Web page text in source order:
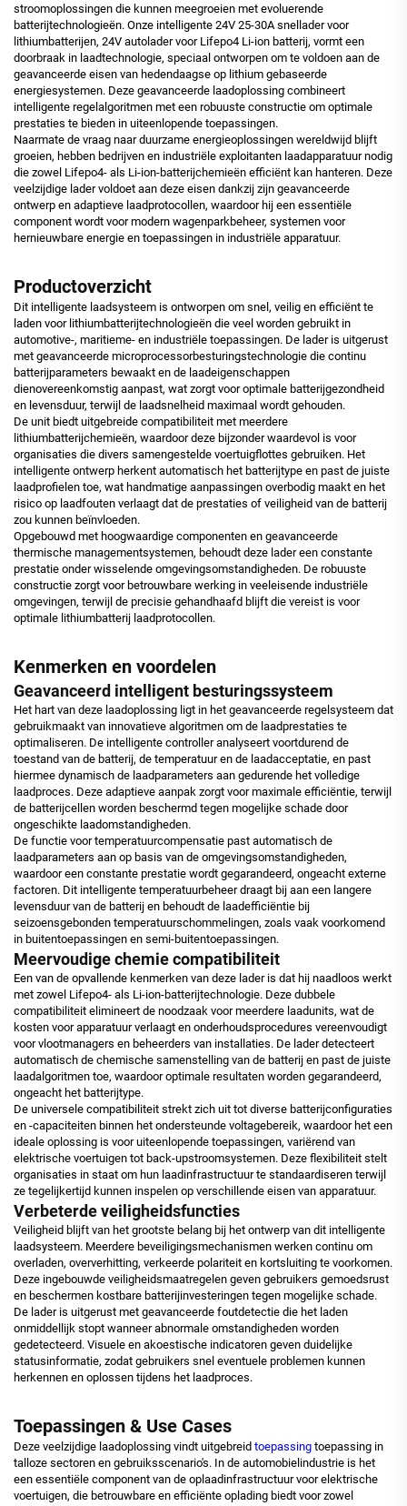
stroomoplossingen die kunnen meegroeien met evoluerende
batterijtechnologieën. Onze intelligente 24V 25-30A snellader voor
lithiumbatterijen, 24V autolader voor Lifepo4 Li-ion batterij, vormt een
doorbraak in laadtechnologie, speciaal ontworpen om te voldoen aan de
geavanceerde eisen van hedendaagse op lithium gebaseerde
energiesystemen. Deze geavanceerde laadoplossing combineert
intelligente regelalgoritmen met een robuuste constructie om optimale
prestaties te bieden in uiteenlopende toepassingen.
Naarmate de vraag naar duurzame energieoplossingen wereldwijd blijft
groeien, hebben bedrijven en industriële exploitanten laadapparatuur nodig
die zowel Lifepo4- als Li-ion-batterijchemieën efficiënt kan hanteren. Deze
veelzijdige lader voldoet aan deze eisen dankzij zijn geavanceerde
ontwerp en adaptieve laadprotocollen, waardoor hij een essentiële
component wordt voor modern wagenparkbeheer, systemen voor
hernieuwbare energie en toepassingen in industriële apparatuur.
Productoverzicht
Dit intelligente laadsysteem is ontworpen om snel, veilig en efficiënt te
laden voor lithiumbatterijtechnologieën die veel worden gebruikt in
automotive-, maritieme- en industriële toepassingen. De lader is uitgerust
met geavanceerde microprocessorbesturingstechnologie die continu
batterijparameters bewaakt en de laadeigenschappen
dienovereenkomstig aanpast, wat zorgt voor optimale batterijgezondheid
en levensduur, terwijl de laadsnelheid maximaal wordt gehouden.
De unit biedt uitgebreide compatibiliteit met meerdere
lithiumbatterijchemieën, waardoor deze bijzonder waardevol is voor
organisaties die divers samengestelde voertuigflottes gebruiken. Het
intelligente ontwerp herkent automatisch het batterijtype en past de juiste
laadprofielen toe, wat handmatige aanpassingen overbodig maakt en het
risico op laadfouten verlaagt dat de prestaties of veiligheid van de batterij
zou kunnen beïnvloeden.
Opgebouwd met hoogwaardige componenten en geavanceerde
thermische managementsystemen, behoudt deze lader een constante
prestatie onder wisselende omgevingsomstandigheden. De robuuste
constructie zorgt voor betrouwbare werking in veeleisende industriële
omgevingen, terwijl de precisie gehandhaafd blijft die vereist is voor
optimale lithiumbatterij laadprotocollen.
Kenmerken en voordelen
Geavanceerd intelligent besturingssysteem
Het hart van deze laadoplossing ligt in het geavanceerde regelsysteem dat
gebruikmaakt van innovatieve algoritmen om de laadprestaties te
optimaliseren. De intelligente controller analyseert voortdurend de
toestand van de batterij, de temperatuur en de laadacceptatie, en past
hiermee dynamisch de laadparameters aan gedurende het volledige
laadproces. Deze adaptieve aanpak zorgt voor maximale efficiëntie, terwijl
de batterijcellen worden beschermd tegen mogelijke schade door
ongeschikte laadomstandigheden.
De functie voor temperatuurcompensatie past automatisch de
laadparameters aan op basis van de omgevingsomstandigheden,
waardoor een constante prestatie wordt gegarandeerd, ongeacht externe
factoren. Dit intelligente temperatuurbeheer draagt bij aan een langere
levensduur van de batterij en behoudt de laadefficiëntie bij
seizoensgebonden temperatuurschommelingen, zoals vaak voorkomend
in buitentoepassingen en semi-buitentoepassingen.
Meervoudige chemie compatibiliteit
Een van de opvallende kenmerken van deze lader is dat hij naadloos werkt
met zowel Lifepo4- als Li-ion-batterijtechnologie. Deze dubbele
compatibiliteit elimineert de noodzaak voor meerdere laadunits, wat de
kosten voor apparatuur verlaagt en onderhoudsprocedures vereenvoudigt
voor vlootmanagers en beheerders van installaties. De lader detecteert
automatisch de chemische samenstelling van de batterij en past de juiste
laadalgoritmen toe, waardoor optimale resultaten worden gegarandeerd,
ongeacht het batterijtype.
De universele compatibiliteit strekt zich uit tot diverse batterijconfiguraties
en -capaciteiten binnen het ondersteunde voltagebereik, waardoor het een
ideale oplossing is voor uiteenlopende toepassingen, variërend van
elektrische voertuigen tot back-upstroomsystemen. Deze flexibiliteit stelt
organisaties in staat om hun laadinfrastructuur te standaardiseren terwijl
ze tegelijkertijd kunnen inspelen op verschillende eisen van apparatuur.
Verbeterde veiligheidsfuncties
Veiligheid blijft van het grootste belang bij het ontwerp van dit intelligente
laadsysteem. Meerdere beveiligingsmechanismen werken continu om
overladen, oververhitting, verkeerde polariteit en kortsluiting te voorkomen.
Deze ingebouwde veiligheidsmaatregelen geven gebruikers gemoedsrust
en beschermen kostbare batterijinvesteringen tegen mogelijke schade.
De lader is uitgerust met geavanceerde foutdetectie die het laden
onmiddellijk stopt wanneer abnormale omstandigheden worden
gedetecteerd. Visuele en akoestische indicatoren geven duidelijke
statusinformatie, zodat gebruikers snel eventuele problemen kunnen
herkennen en oplossen tijdens het laadproces.
Toepassingen & Use Cases
Deze veelzijdige laadoplossing vindt uitgebreid toepassing toepassing in
talloze sectoren en gebruiksscenario's. In de automobielindustrie is het
een essentiële component van de oplaadinfrastructuur voor elektrische
voertuigen, die betrouwbare en efficiënte oplading biedt voor zowel